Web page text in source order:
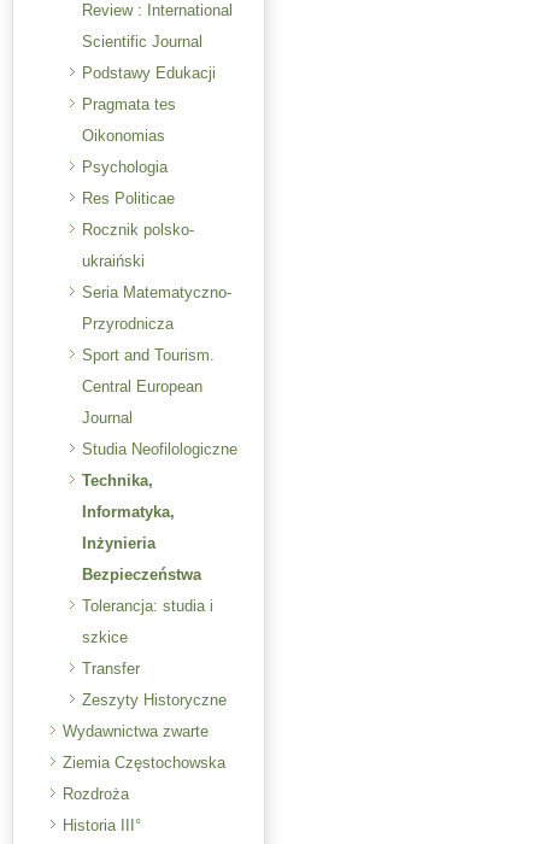
Review : International
Scientific Journal
Podstawy Edukacji
Pragmata tes
Oikonomias
Psychologia
Res Politicae
Rocznik polsko-
ukraiński
Seria Matematyczno-
Przyrodnicza
Sport and Tourism.
Central European
Journal
Studia Neofilologiczne
Technika,
Informatyka,
Inżynieria
Bezpieczeństwa
Tolerancja: studia i
szkice
Transfer
Zeszyty Historyczne
Wydawnictwa zwarte
Ziemia Częstochowska
Rozdroża
Historia III°